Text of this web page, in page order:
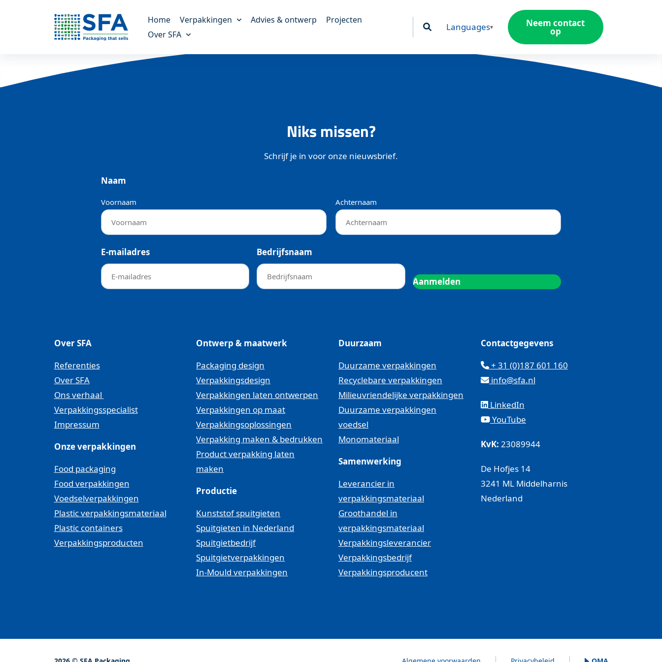
Home Verpakkingen
Kunststof verpakkingen
Advies & ontwerp
Projecten
Over SFA
Referenties
Nieuws
Lees ons recente nieuws
Werken bij SFA Packaging
De meest gestelde vragen
Languages Neem contact
op
Niks missen?
Schrijf je in voor onze nieuwsbrief.
Naam
Voornaam Achternaam
E-mailadres Bedrijfsnaam
Over SFA
Referenties
Over SFA
Ons verhaal
Verpakkingsspecialist
Impressum
Onze verpakkingen
Food packaging
Food verpakkingen
Voedselverpakkingen
Plastic verpakkingsmateriaal
Plastic containers
Verpakkingsproducten
Ontwerp & maatwerk
Packaging design
Verpakkingsdesign
Verpakkingen laten ontwerpen
Verpakkingen op maat
Verpakkingsoplossingen
Verpakking maken & bedrukken
Product verpakking laten
maken
Productie
Kunststof spuitgieten
Spuitgieten in Nederland
Spuitgietbedrijf
Spuitgietverpakkingen
In-Mould verpakkingen
Duurzaam
Duurzame verpakkingen
Recyclebare verpakkingen
Milieuvriendelijke verpakkingen
Duurzame verpakkingen
voedsel
Monomateriaal
Samenwerking
Leverancier in
verpakkingsmateriaal
Groothandel in
verpakkingsmateriaal
Verpakkingsleverancier
Verpakkingsbedrijf
Verpakkingsproducent
Contactgegevens
+ 31 (0)187 601 160
info@sfa.nl
LinkedIn
YouTube
KvK: 23089944
De Hofjes 14
3241 ML Middelharnis
Nederland